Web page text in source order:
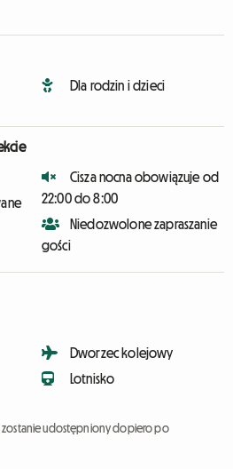
Dla rodzin i dzieci
Cisza nocna obowiązuje od
22:00 do 8:00
Niedozwolone zapraszanie
gości
Dworzec kolejowy
Lotnisko
zostanie udostępniony dopiero po